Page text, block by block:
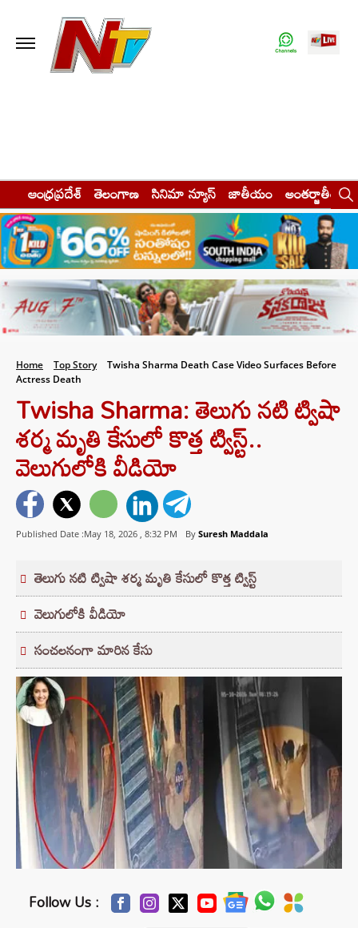
ఆంధ్రప్రదేశ్ తెలంగాణ సినిమా న్యూస్ జాతీయం అంతర్జాతీయం
Home Top Story
Twisha Sharma Death Case Video Surfaces Before
Actress Death
Twisha Sharma: తెలుగు నటి ట్విషా
శర్మ మృతి కేసులో కొత్త ట్విస్ట్..
వెలుగులోకి వీడియో
Published Date :May 18, 2026 , 8:32 PM By Suresh Maddala
తెలుగు నటి ట్విషా శర్మ మృతి కేసులో కొత్త ట్విస్ట్
వెలుగులోకి వీడియో
సంచలనంగా మారిన కేసు
Follow Us :